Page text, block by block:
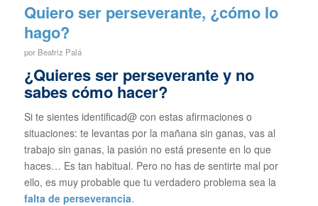
Quiero ser perseverante, ¿cómo lo
hago?
por Beatriz Palá
¿Quieres ser perseverante y no
sabes cómo hacer?
Si te sientes identificad@ con estas afirmaciones o
situaciones: te levantas por la mañana sin ganas, vas al
trabajo sin ganas, la pasión no está presente en lo que
haces… Es tan habitual. Pero no has de sentirte mal por
ello, es muy probable que tu verdadero problema sea la
falta de perseverancia.